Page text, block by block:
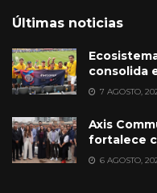
Últimas noticias
consolida
7 AGOSTO,
Axis
fortalece
6 AGOSTO,